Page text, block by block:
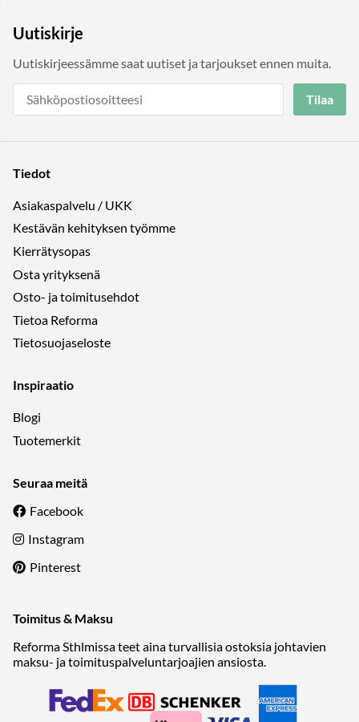
Uutiskirje
Uutiskirjeessämme saat uutiset ja tarjoukset ennen muita.
Tilaa
Tiedot
Asiakaspalvelu / UKK
Kestävän kehityksen työmme
Kierrätysopas
Osta yrityksenä
Osto- ja toimitusehdot
Tietoa Reforma
Tietosuojaseloste
Inspiraatio
Blogi
Tuotemerkit
Seuraa meitä
Facebook
Instagram
Pinterest
Toimitus & Maksu
Reforma Sthlmissa teet aina turvallisia ostoksia johtavien
maksu- ja toimituspalveluntarjoajien ansiosta.